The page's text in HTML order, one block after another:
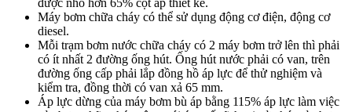
được nhỏ hơn 65% cột áp thiết kế.
Máy bơm chữa cháy có thể sử dụng động cơ điện, động cơ
diesel.
Mỗi trạm bơm nước chữa cháy có 2 máy bơm trở lên thì phải
có ít nhất 2 đường ống hút. Ống hút nước phải có van, trên
đường ống cấp phải lắp đồng hồ áp lực để thử nghiệm và
kiểm tra, đồng thời có van xả 65 mm.
Áp lực dừng của máy bơm bù áp bằng 115% áp lực làm việc